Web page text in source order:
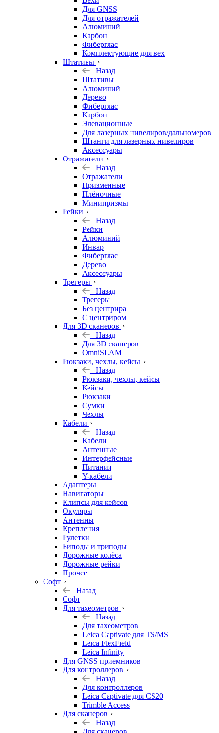
Для GNSS
Для отражателей
Алюминий
Карбон
Фиберглас
Комплектующие для вех
Штативы
Назад
Штативы
Алюминий
Дерево
Фиберглас
Карбон
Элевационные
Для лазерных нивелиров/дальномеров
Штанги для лазерных нивелиров
Аксессуары
Отражатели
Назад
Отражатели
Призменные
Плёночные
Минипризмы
Рейки
Назад
Рейки
Алюминий
Инвар
Фиберглас
Дерево
Аксессуары
Трегеры
Назад
Трегеры
Без центрира
С центриром
Для 3D сканеров
Назад
Для 3D сканеров
OmniSLAM
Рюкзаки, чехлы, кейсы
Назад
Рюкзаки, чехлы, кейсы
Кейсы
Рюкзаки
Сумки
Чехлы
Кабели
Назад
Кабели
Антенные
Интерфейсные
Питания
Y-кабели
Адаптеры
Навигаторы
Клипсы для кейсов
Окуляры
Антенны
Крепления
Рулетки
Биподы и триподы
Дорожные колёса
Дорожные рейки
Прочее
Софт
Назад
Софт
Для тахеометров
Назад
Для тахеометров
Leica Captivate для TS/MS
Leica FlexField
Leica Infinity
Для GNSS приемников
Для контроллеров
Назад
Для контроллеров
Leica Captivate для CS20
Trimble Access
Для сканеров
Назад
Для сканеров